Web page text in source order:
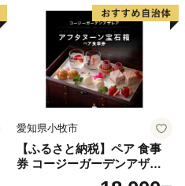
県 小牧店 小牧市 チケット 送
愛知県小牧市
【ふるさと納税】ペア 食事
券 コージーガーデンアザレ
ア アフタヌーン宝石箱 ホテ